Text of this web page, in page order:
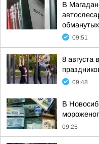
В
09:51
8 августа
09:48
В
09:25